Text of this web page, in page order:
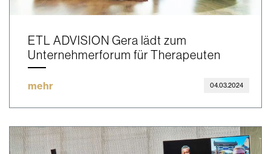
ETL ADVISION Gera lädt zum
Unternehmerforum für Therapeuten
mehr 04.03.2024